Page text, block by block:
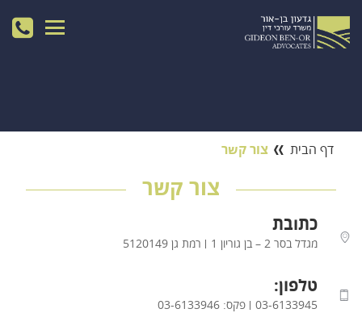
דף הבית צור קשר
צור קשר
כתובת
מגדל בסר 2 – בן גוריון 1 רמת גן 5120149
טלפון:
03-6133945
פקס: 03-6133946